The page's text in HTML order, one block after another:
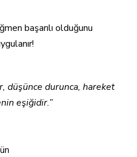
başarılı olduğunu
düşünce durunca, hareket
eşiğidir.”